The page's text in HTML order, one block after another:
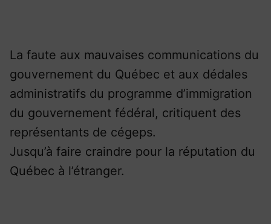
La faute aux mauvaises communications du
gouvernement du Québec et aux dédales
administratifs du programme d’immigration
du gouvernement fédéral, critiquent des
représentants de cégeps.
Jusqu’à faire craindre pour la réputation du
Québec à l’étranger.